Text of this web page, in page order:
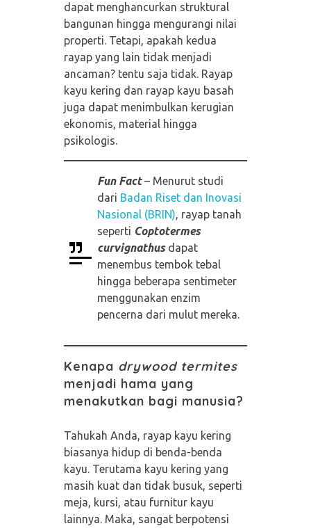
dapat menghancurkan struktural
bangunan hingga mengurangi nilai
properti. Tetapi, apakah kedua
rayap yang lain tidak menjadi
ancaman? tentu saja tidak. Rayap
kayu kering dan rayap kayu basah
juga dapat menimbulkan kerugian
ekonomis, material hingga
psikologis.
Fun Fact– Menurut studi
dari Badan Riset dan Inovasi
Nasional(BRIN), rayap tanah
seperti Coptotermes
curvignathusdapat
menembus tembok tebal
hingga beberapa sentimeter
menggunakan enzim
pencerna dari mulut mereka.
Kenapa drywood termites
menjadi hama yang
menakutkan bagi manusia?
Tahukah Anda, rayap kayu kering
biasanya hidup di benda-benda
kayu. Terutama kayu kering yang
masih kuat dan tidak busuk, seperti
meja, kursi, atau furnitur kayu
lainnya. Maka, sangat berpotensi